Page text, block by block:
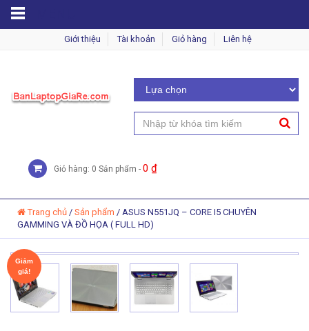
Giới thiệu Tài khoản Giỏ hàng Liên hệ
Giỏ hàng: 0 Sản phẩm - 0 ₫
Trang chủ / Sản phẩm / ASUS N551JQ – CORE I5 CHUYÊN
GAMMING VÀ ĐỒ HỌA ( FULL HD)
Giảm
giá!